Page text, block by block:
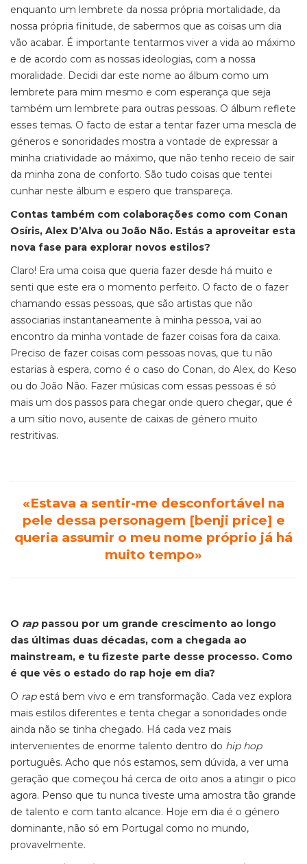
enquanto um lembrete da nossa própria mortalidade, da
nossa própria finitude, de sabermos que as coisas um dia
vão acabar. É importante tentarmos viver a vida ao máximo
e de acordo com as nossas ideologias, com a nossa
moralidade. Decidi dar este nome ao álbum como um
lembrete para mim mesmo e com esperança que seja
também um lembrete para outras pessoas. O álbum reflete
esses temas. O facto de estar a tentar fazer uma mescla de
géneros e sonoridades mostra a vontade de expressar a
minha criatividade ao máximo, que não tenho receio de sair
da minha zona de conforto. São tudo coisas que tentei
cunhar neste álbum e espero que transpareça.
Contas também com colaborações como com Conan
Osíris, Alex D’Alva ou João Não. Estás a aproveitar esta
nova fase para explorar novos estilos?
Claro! Era uma coisa que queria fazer desde há muito e
senti que este era o momento perfeito. O facto de o fazer
chamando essas pessoas, que são artistas que não
associarias instantaneamente à minha pessoa, vai ao
encontro da minha vontade de fazer coisas fora da caixa.
Preciso de fazer coisas com pessoas novas, que tu não
estarias à espera, como é o caso do Conan, do Alex, do Keso
ou do João Não. Fazer músicas com essas pessoas é só
mais um dos passos para chegar onde quero chegar, que é
a um sítio novo, ausente de caixas de género muito
restritivas.
«Estava a sentir-me desconfortável na
pele dessa personagem [benji price] e
queria assumir o meu nome próprio já há
muito tempo»
O rap passou por um grande crescimento ao longo
das últimas duas décadas, com a chegada ao
mainstream, e tu fizeste parte desse processo. Como
é que vês o estado do rap hoje em dia?
O rap está bem vivo e em transformação. Cada vez explora
mais estilos diferentes e tenta chegar a sonoridades onde
ainda não se tinha chegado. Há cada vez mais
intervenientes de enorme talento dentro do hip hop
português. Acho que nós estamos, sem dúvida, a ver uma
geração que começou há cerca de oito anos a atingir o pico
agora. Penso que tu nunca tiveste uma amostra tão grande
de talento e com tanto alcance. Hoje em dia é o género
dominante, não só em Portugal como no mundo,
provavelmente.